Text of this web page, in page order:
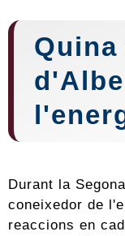
Durant la
coneixedor de
reaccions en